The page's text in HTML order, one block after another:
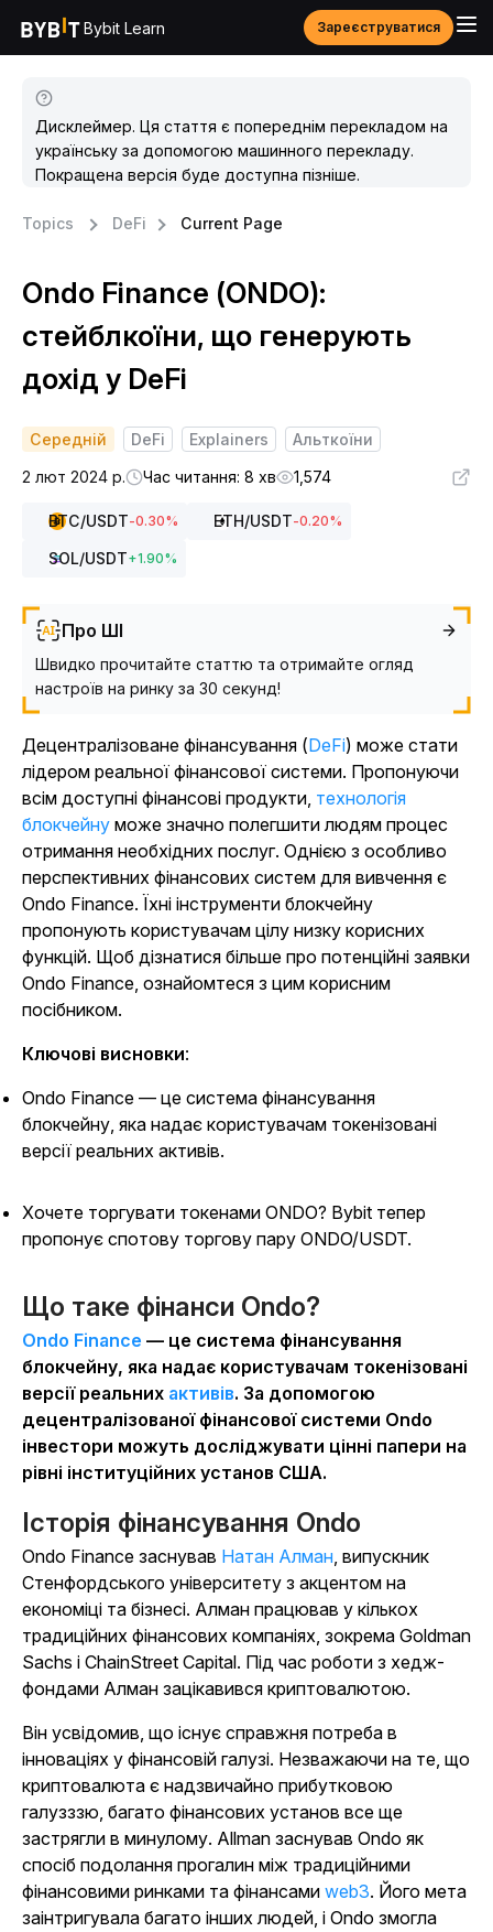
Bybit Learn Зареєструватися
Дисклеймер. Ця стаття є попереднім перекладом на
українську за допомогою машинного перекладу.
Покращена версія буде доступна пізніше.
Topics DeFi Current Page
Ondo Finance (ONDO):
стейблкоїни, що генерують
дохід у DeFi
Середній DeFi Explainers
Альткоїни
2 лют 2024 р.
Час читання: 8 хв 1,574
BTC/USDT-0.30% ETH/USDT-0.20%
SOL/USDT+1.90%
Про ШІ
Швидко прочитайте статтю та отримайте огляд
настроїв на ринку за 30 секунд!
Децентралізоване фінансування (DeFi) може стати
лідером реальної фінансової системи. Пропонуючи
всім доступні фінансові продукти, технологія
блокчейну може значно полегшити людям процес
отримання необхідних послуг. Однією з особливо
перспективних фінансових систем для вивчення є
Ondo Finance. Їхні інструменти блокчейну
пропонують користувачам цілу низку корисних
функцій. Щоб дізнатися більше про потенційні заявки
Ondo Finance, ознайомтеся з цим корисним
посібником.
Ключові висновки:
Ondo Finance — це система фінансування
блокчейну, яка надає користувачам токенізовані
версії реальних активів.
Хочете торгувати токенами ONDO? Bybit тепер
пропонує спотову торгову пару ONDO/USDT.
Що таке фінанси Ondo?
Ondo Finance — це система фінансування
блокчейну, яка надає користувачам токенізовані
версії реальних активів. За допомогою
децентралізованої фінансової системи Ondo
інвестори можуть досліджувати цінні папери на
рівні інституційних установ США.
Історія фінансування Ondo
Ondo Finance заснував Натан Алман, випускник
Стенфордського університету з акцентом на
економіці та бізнесі. Алман працював у кількох
традиційних фінансових компаніях, зокрема Goldman
Sachs і ChainStreet Capital. Під час роботи з хедж-
фондами Алман зацікавився криптовалютою.
Він усвідомив, що існує справжня потреба в
інноваціях у фінансовій галузі. Незважаючи на те, що
криптовалюта є надзвичайно прибутковою
галузззю, багато фінансових установ все ще
застрягли в минулому. Allman заснував Ondo як
спосіб подолання прогалин між традиційними
фінансовими ринками та фінансами web3. Його мета
заінтригувала багато інших людей, і Ondo змогла